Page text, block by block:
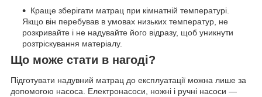
Краще зберігати матрац при кімнатній температурі.
Якщо він перебував в умовах низьких температур, не
розкривайте і не надувайте його відразу, щоб уникнути
розтріскування матеріалу.
Що може стати в нагоді?
Підготувати надувний матрац до експлуатації можна лише за
допомогою насоса. Електронасоси, ножні і ручні насоси —